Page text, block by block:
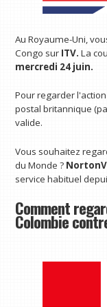
Au Royaume-Uni,
Congo sur ITV.La
mercredi 24 juin.
Pour regarder
postal britannique
valide.
Vous souhaitez
du Monde ?
service habituel
Comment
Colombie